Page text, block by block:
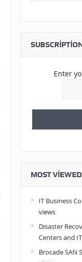
Enter
MOST VIEWED
IT Business
views
Disaster
Centers and
Brocade SAN